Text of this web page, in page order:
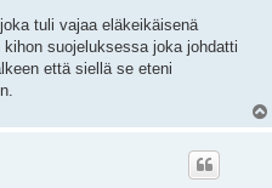
tuli vajaa eläkeikäisenä
suojeluksessa joka johdatti
että siellä se eteni